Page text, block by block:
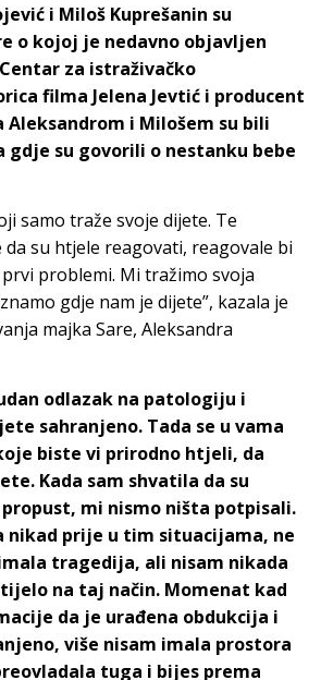
i Miloš Kuprešanin su
o kojoj je nedavno objavljen
za istraživačko
filma Jelena Jevtić i producent
Aleksandrom i Milošem su bili
gdje su govorili o nestanku bebe
samo traže svoje dijete. Te
su htjele reagovati, reagovale bi
problemi. Mi tražimo svoja
gdje nam je dijete”, kazala je
majka Sare, Aleksandra
odlazak na patologiju i
sahranjeno. Tada se u vama
biste vi prirodno htjeli, da
Kada sam shvatila da su
mi nismo ništa potpisali.
nikad prije u tim situacijama, ne
tragedija, ali nisam nikada
na taj način. Momenat kad
da je urađena obdukcija i
više nisam imala prostora
tuga i bijes prema